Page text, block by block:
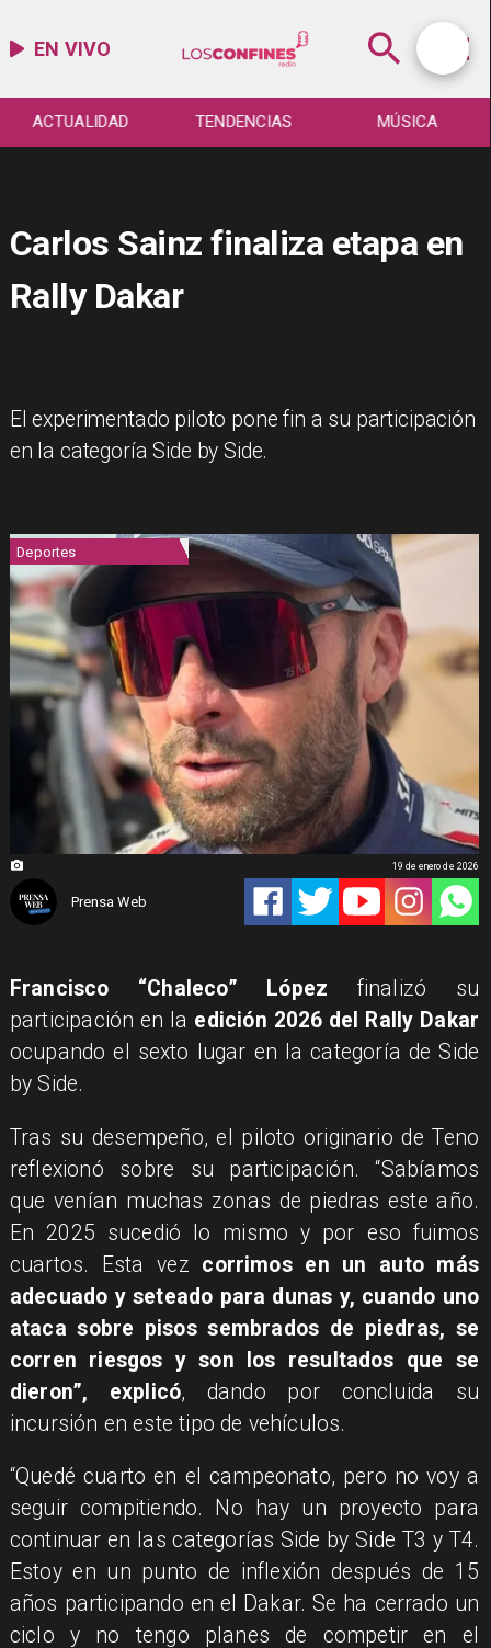
EN VIVO
ACTUALIDAD TENDENCIAS MÚSICA
Carlos Sainz finaliza etapa en
Rally Dakar
El experimentado piloto pone fin a su participación
en la categoría Side by Side.
Deportes
Prensa Web
19 de enero de 2026
Francisco “Chaleco” López finalizó su
participación en la edición 2026 del Rally Dakar
ocupando el sexto lugar en la categoría de Side
by Side.
Tras su desempeño, el piloto originario de Teno
reflexionó sobre su participación. “Sabíamos
que venían muchas zonas de piedras este año.
En 2025 sucedió lo mismo y por eso fuimos
cuartos. Esta vez corrimos en un auto más
adecuado y seteado para dunas y, cuando uno
ataca sobre pisos sembrados de piedras, se
corren riesgos y son los resultados que se
dieron”, explicó, dando por concluida su
incursión en este tipo de vehículos.
“Quedé cuarto en el campeonato, pero no voy a
seguir compitiendo. No hay un proyecto para
continuar en las categorías Side by Side T3 y T4.
Estoy en un punto de inflexión después de 15
años participando en el Dakar. Se ha cerrado un
ciclo y no tengo planes de competir en el